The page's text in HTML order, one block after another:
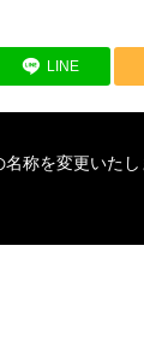
LINE
称を変更いたし